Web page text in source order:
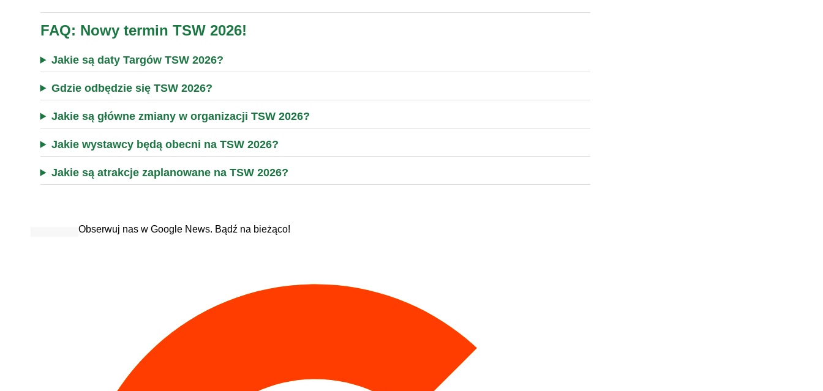
FAQ: Nowy termin TSW 2026!
Jakie są daty Targów TSW 2026?
Gdzie odbędzie się TSW 2026?
Jakie są główne zmiany w organizacji TSW 2026?
Jakie wystawcy będą obecni na TSW 2026?
Jakie są atrakcje zaplanowane na TSW 2026?
Obserwuj nas w Google News. Bądź na bieżąco!